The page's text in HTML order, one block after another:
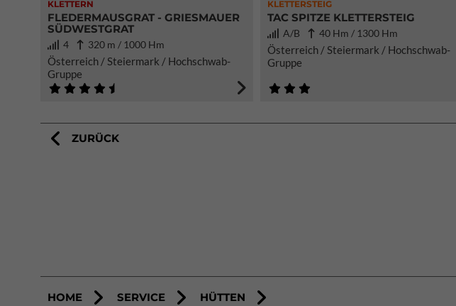
KLETTERN
FLEDERMAUSGRAT - GRIESMAUER
SÜDWESTGRAT
4 320 m / 1000 Hm
Österreich / Steiermark / Hochschwab-
Gruppe
KLETTERSTEIG
TAC SPITZE KLETTERSTEIG
A/B 40 Hm / 1300 Hm
Österreich / Steiermark / Hochschwab-
Gruppe
ZURÜCK
HOME SERVICE HÜTTEN